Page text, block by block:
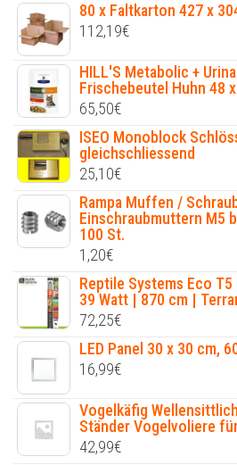
80 x Faltkarton 427 x
112,19€
HILL'S Metabolic +
Frischebeutel Huhn 48
65,50€
ISEO Monoblock
gleichschliessend
25,10€
Rampa Muffen /
Einschraubmuttern M5
100 St.
1,20€
Reptile Systems Eco
39 Watt | 870 cm |
72,25€
LED Panel 30 x 30 cm,
16,99€
Vogelkäfig
Ständer Vogelvoliere
42,99€